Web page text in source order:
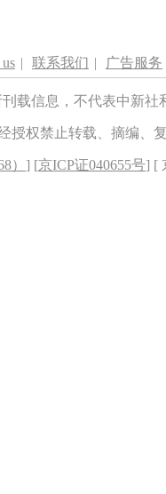
| 联系我们 | 广告服务
载信息，不代表中新
授权禁止转载、摘编、
） ] [京ICP证040655号] [